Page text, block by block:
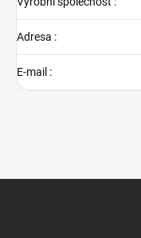
Adresa :
E-mail :